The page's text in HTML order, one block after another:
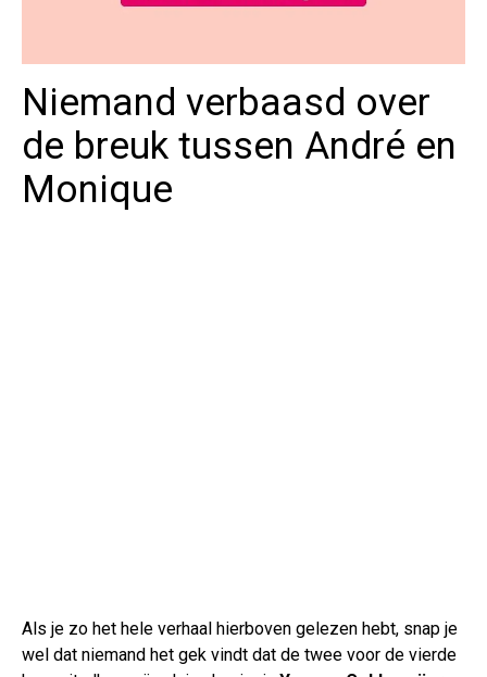
Niemand verbaasd over
de breuk tussen André en
Monique
Als je zo het hele verhaal hierboven gelezen hebt, snap je
wel dat niemand het gek vindt dat de twee voor de vierde